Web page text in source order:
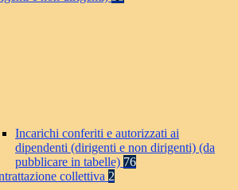
Incarichi conferiti e autorizzati ai
dipendenti (dirigenti e non dirigenti) (da
pubblicare in tabelle) 76
collettiva 2